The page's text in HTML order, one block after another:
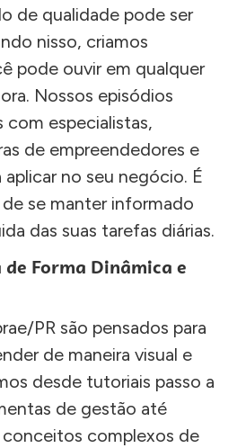
de qualidade pode ser
nisso, criamos
pode ouvir em qualquer
Nossos episódios
especialistas,
de empreendedores e
aplicar no seu negócio. É
se manter informado
das suas tarefas diárias.
Forma Dinâmica e
PR são pensados para
de maneira visual e
desde tutoriais passo a
de gestão até
complexos de